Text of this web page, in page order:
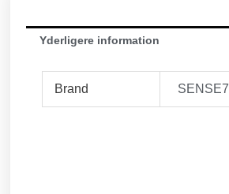
Yderligere information
Brand SENSE7